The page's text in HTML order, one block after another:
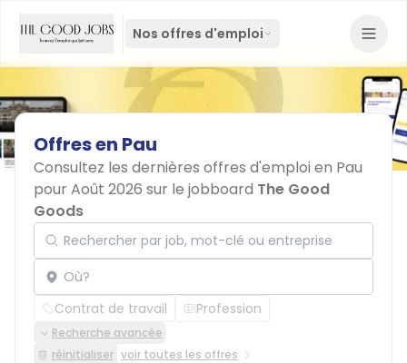
Nos offres d'emploi
Offresen Pau
Consultez les dernières offres d'emploi en Pau
pour Août 2026 sur le jobboard The Good
Goods
Rechercher par job, mot-clé ou entreprise
Localisation
Contrat de travail Profession
Recherche avancée
réinitialiser voir toutes les offres